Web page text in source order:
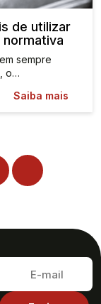
de utilizar
sempre
o…
Saiba mais